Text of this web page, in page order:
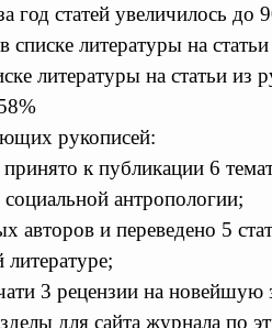
год статей увеличилось до
литературы на
литературы на статьи
рукописей:
к публикации 6
антропологии;
авторов и переведено 5
литературе;
3 рецензии на
для сайта журнала по